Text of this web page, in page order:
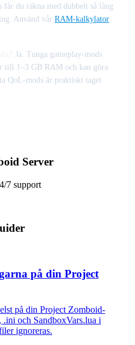
du räkna med dubbelt så lång
Använd vår RAM-kalkylator
Ja. Tunga gameplay-mods
till 1–3 GB RAM och kan göra
QoL-mods är praktiskt taget
Server
7 support
på din Project
på din Project Zomboid-
och SandboxVars.lua i
ignoreras.